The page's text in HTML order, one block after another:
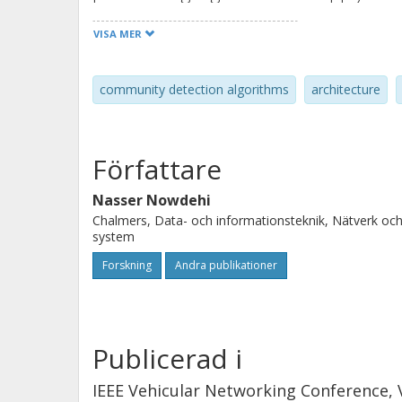
car, and we analyze the results
EVITA reference architecture.
investigate security domains based
optimized to minimize inter-domain
security. We have also investigated
to see if security domains contradict
VISA MER
community detection algorithms architecture
Författare
Nasser Nowdehi
Chalmers, Data- och informationsteknik, Nätverk och
system
Forskning Andra publikationer
Publicerad i
IEEE Vehicular Networking Conference,